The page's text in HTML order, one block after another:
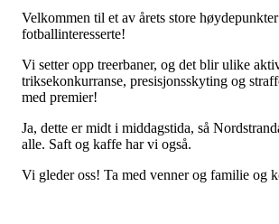
Velkommen til et av årets store
fotballinteresserte!
Vi setter opp treerbaner, og det blir ulike
triksekonkurranse, presisjonsskyting og
med premier!
Ja, dette er midt i middagstida, så
alle. Saft og kaffe har vi også.
Vi gleder oss! Ta med venner og familie og